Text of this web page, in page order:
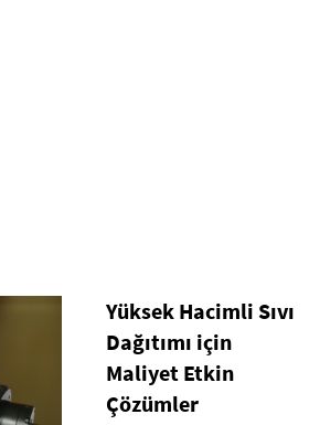
Yüksek Hacimli Sıvı
Dağıtımı için
Maliyet Etkin
Çözümler